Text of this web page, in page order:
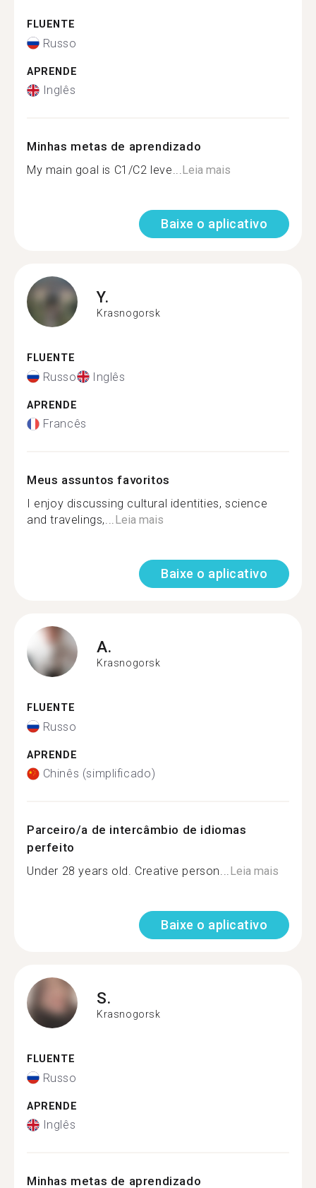
FLUENTE
Russo
APRENDE
Inglês
Minhas metas de aprendizado
My main goal is C1/C2 leve...Leia mais
Baixe o aplicativo
Y.
Krasnogorsk
FLUENTE
Russo Inglês
APRENDE
Francês
Meus assuntos favoritos
I enjoy discussing cultural identities, science
and travelings,...Leia mais
Baixe o aplicativo
A.
Krasnogorsk
FLUENTE
Russo
APRENDE
Chinês (simplificado)
Parceiro/a de intercâmbio de idiomas
perfeito
Under 28 years old. Creative person...Leia mais
Baixe o aplicativo
S.
Krasnogorsk
FLUENTE
Russo
APRENDE
Inglês
Minhas metas de aprendizado